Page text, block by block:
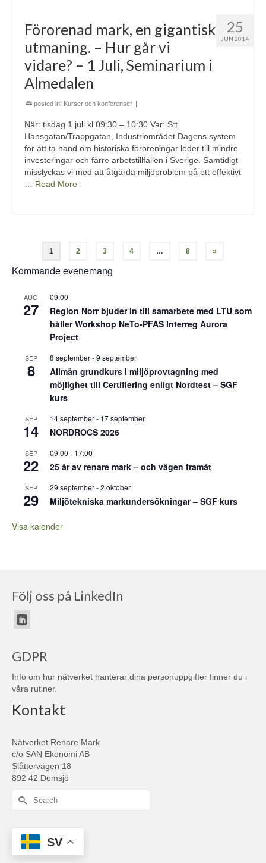
25
JUN 2014
Förorenad mark, en gigantisk
utmaning. – Hur går vi
vidare? – 1 Juli, Seminarium i
Almedalen
posted in: Kurser och konferenser |
När: tisdag 1 juli kl 09:30 – 10:30 Var: S:t
Hansgatan/Trappgatan, Industriområdet Dagens system
för att ta hand om historiska föroreningar leder till mindre
investeringar och färre arbetstillfällen i Sverige. Samtidigt
misslyckas vi med att åtgärda miljöproblem på ett effektivt
Read More
1 2 3 4 … 8 »
Kommande evenemang
AUG
27
09:00
Region Norr bjuder in till samarbete med LTU som
håller Workshop NeTo-PFAS Interreg Aurora
Project
SEP
8
8 september-9 september
Allmän grundkurs i miljöprovtagning med
möjlighet till Certifiering enligt Nordtest – SGF
kurs
SEP
14
14 september- 17 september
NORDROCS 2026
SEP
22
09:00 - 17:00
25 år av renare mark – och vägen framåt
SEP
29
29 september-2 oktober
Miljötekniska markundersökningar – SGF kurs
Visa kalender
Följ oss på LinkedIn
GDPR
Info om hur nätverket hanterar dina personuppgifter finner du i
våra rutiner.
Kontakt
Nätverket Renare Mark
c/o SAN Ekonomi AB
Slåttervägen 18
892 42 Domsjö
Search
for:
SV